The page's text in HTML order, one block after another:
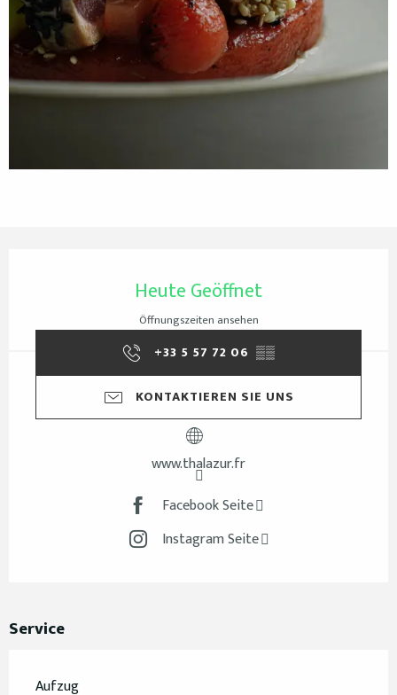
Heute Geöffnet
Öffnungszeiten ansehen
+33 5 57 72 06 ▒▒
KONTAKTIEREN SIE UNS
www.thalazur.fr
Facebook Seite
Instagram Seite
Service
Aufzug